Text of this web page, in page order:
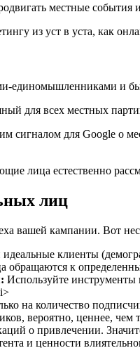
местные события
из уст в уста, как
и
для всех местных
сигналом для Google о
лица естественно
лиц
вашей кампании. Вот
клиенты
обращаются к
Используйте инструменты
на количество
вероятно, ценнее, чем
о привлечении.
и ценности